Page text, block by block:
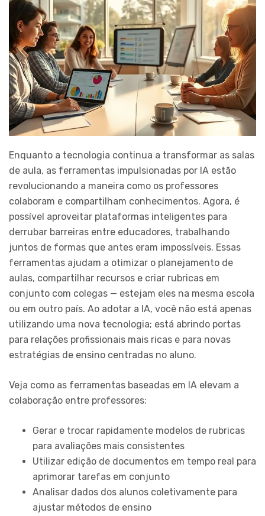
Enquanto a tecnologia continua a transformar as salas
de aula, as ferramentas impulsionadas por IA estão
revolucionando a maneira como os professores
colaboram e compartilham conhecimentos. Agora, é
possível aproveitar plataformas inteligentes para
derrubar barreiras entre educadores, trabalhando
juntos de formas que antes eram impossíveis. Essas
ferramentas ajudam a otimizar o planejamento de
aulas, compartilhar recursos e criar rubricas em
conjunto com colegas — estejam eles na mesma escola
ou em outro país. Ao adotar a IA, você não está apenas
utilizando uma nova tecnologia; está abrindo portas
para relações profissionais mais ricas e para novas
estratégias de ensino centradas no aluno.
Veja como as ferramentas baseadas em IA elevam a
colaboração entre professores:
Gerar e trocar rapidamente modelos de rubricas
para avaliações mais consistentes
Utilizar edição de documentos em tempo real para
aprimorar tarefas em conjunto
Analisar dados dos alunos coletivamente para
ajustar métodos de ensino